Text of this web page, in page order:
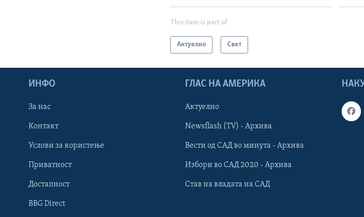
Learning English
НАКУСО...
This item is part of
Актуелно Свет
ИНФО
За нас
Контакт
Услови за користење
Приватност
Достапност
BBG Direct
ГЛАС НА АМЕРИКА
Актуелно
Newsflash (TV) - Архива
Вести од САД во минута - Архива
Избори во САД 2020 - Архива
Став на владата на САД